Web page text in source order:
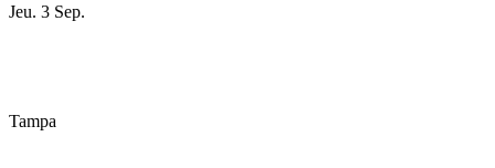
Jeu. 3 Sep.
Tampa